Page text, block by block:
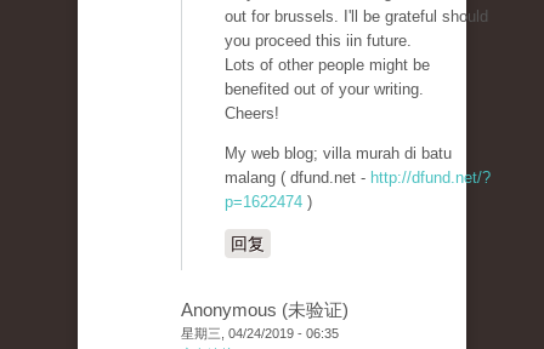
out for brussels. I'll be grateful should
you proceed thiѕ iin futurе.
Lots of other people might be
benefited out of your writing.
Cheers!
My web blog; villa murah di batu
malang ( dfund.net - http://dfund.net/?
p=1622474 )
回复
Anonymous (未验证)
星期三, 04/24/2019 - 06:35